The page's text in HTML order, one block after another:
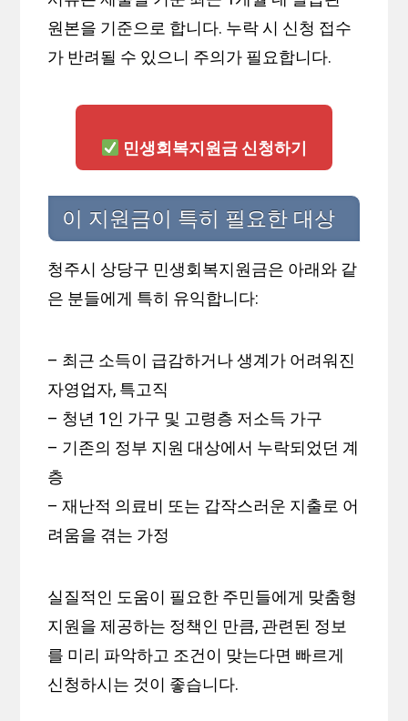
원본을 기준으로 합니다. 누락 시 신청 접수
가 반려될 수 있으니 주의가 필요합니다.
민생회복지원금 신청하기
이 지원금이 특히 필요한 대상
청주시 상당구 민생회복지원금은 아래와 같
은 분들에게 특히 유익합니다:
– 최근 소득이 급감하거나 생계가 어려워진
자영업자, 특고직
– 청년 1인 가구 및 고령층 저소득 가구
– 기존의 정부 지원 대상에서 누락되었던 계
층
– 재난적 의료비 또는 갑작스러운 지출로 어
려움을 겪는 가정
실질적인 도움이 필요한 주민들에게 맞춤형
지원을 제공하는 정책인 만큼, 관련된 정보
를 미리 파악하고 조건이 맞는다면 빠르게
신청하시는 것이 좋습니다.